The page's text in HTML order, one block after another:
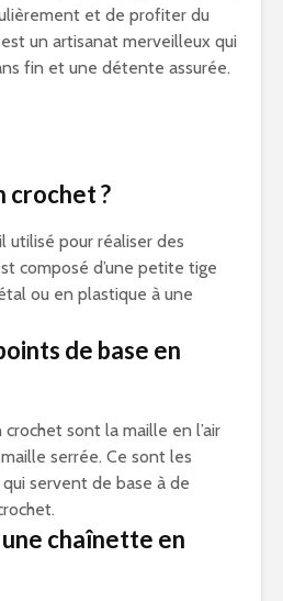
et de profiter du
un artisanat merveilleux qui
fin et une détente assurée.
crochet ?
utilisé pour réaliser des
composé d’une petite tige
ou en plastique à une
de base en
sont la maille en l’air
serrée. Ce sont les
servent de base à de
chaînette en